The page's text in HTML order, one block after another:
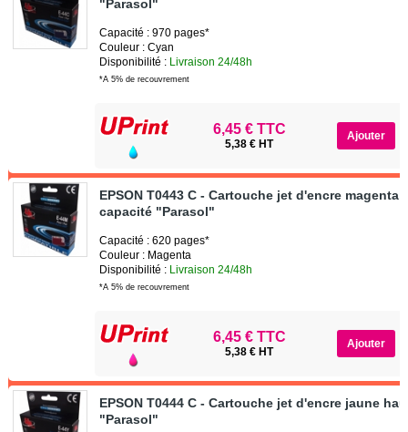
"Parasol"
Capacité : 970 pages*
Couleur : Cyan
Disponibilité : Livraison 24/48h
*A 5% de recouvrement
6,45 € TTC
5,38 € HT
EPSON T0443 C - Cartouche jet d'encre magenta
capacité "Parasol"
Capacité : 620 pages*
Couleur : Magenta
Disponibilité : Livraison 24/48h
*A 5% de recouvrement
6,45 € TTC
5,38 € HT
EPSON T0444 C - Cartouche jet d'encre jaune
"Parasol"